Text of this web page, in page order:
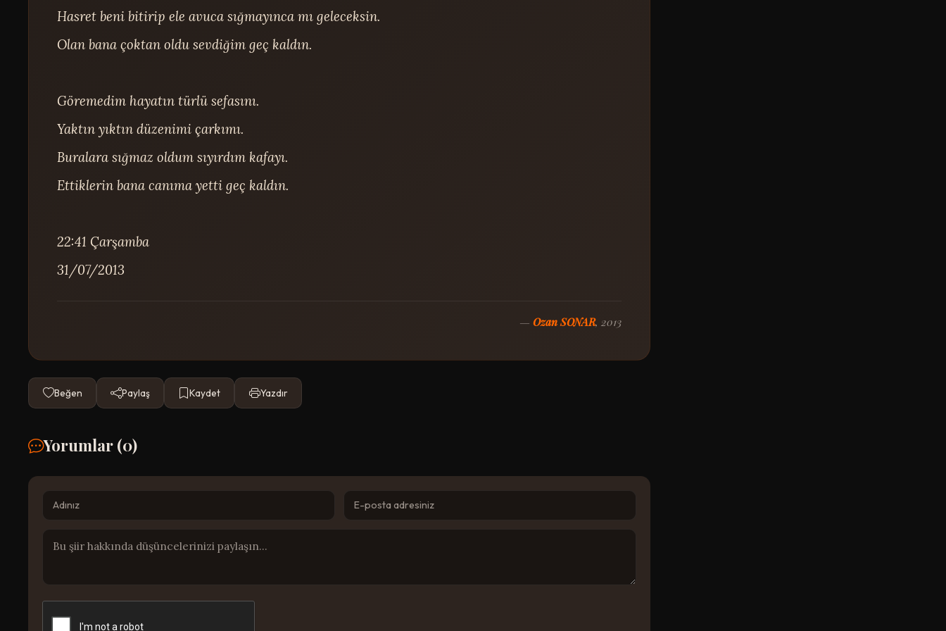
Hasret beni bitirip ele avuca sığmayınca mı geleceksin.
Olan bana çoktan oldu sevdiğim geç kaldın.
Göremedim hayatın türlü sefasını.
Yaktın yıktın düzenimi çarkımı.
Buralara sığmaz oldum sıyırdım kafayı.
Ettiklerin bana canıma yetti geç kaldın.
22:41 Çarşamba
31/07/2013
— Ozan SONAR, 2013
Beğen Paylaş Kaydet Yazdır
Yorumlar (0)